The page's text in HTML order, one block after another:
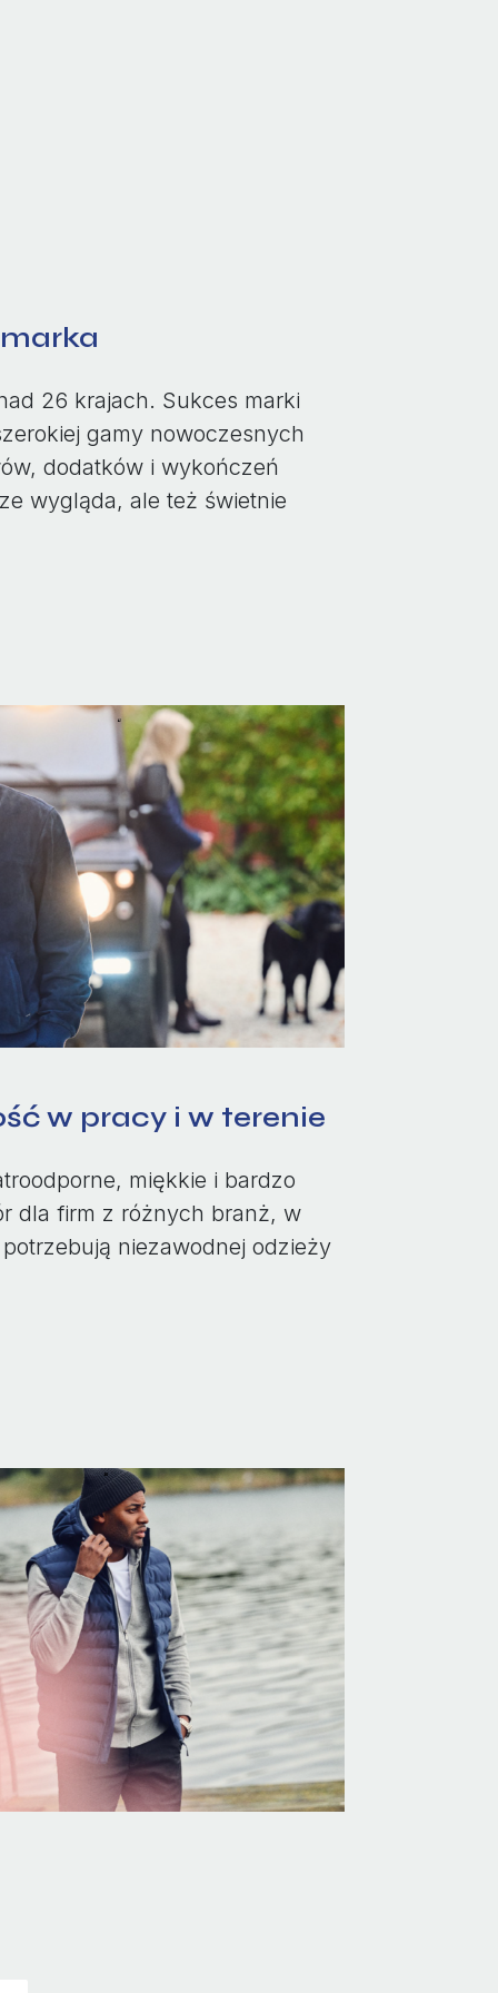
26 krajach. Sukces marki
gamy nowoczesnych
dodatków i wykończeń
wygląda, ale też świetnie
w pracy i w terenie
miękkie i bardzo
dla firm z różnych branż, w
niezawodnej odzieży